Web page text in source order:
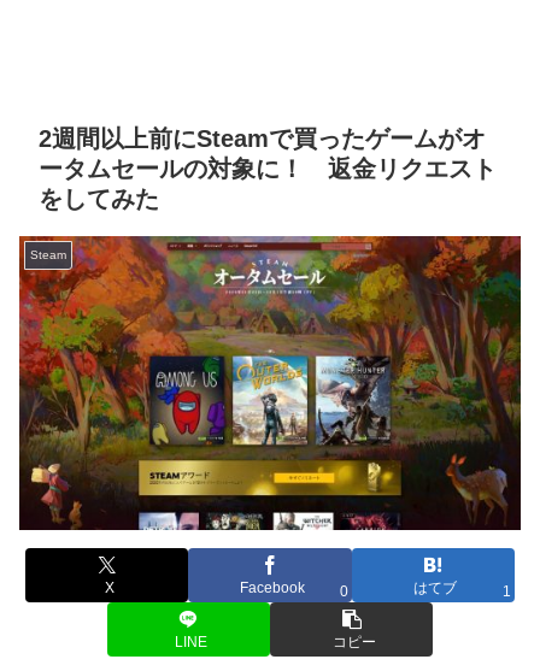
2週間以上前にSteamで買ったゲームがオ
ータムセールの対象に！ 返金リクエスト
をしてみた
Steam
X Facebook 0 はてブ 1
LINE コピー